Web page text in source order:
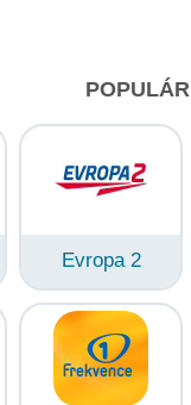
Evropa 2